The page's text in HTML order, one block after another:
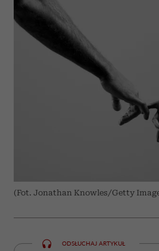
(Fot. Jonathan Knowles/Getty
ODSŁUCHAJ ARTYKUŁ